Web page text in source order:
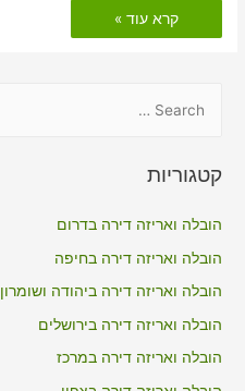
הובלות
דירה
כולל
קרא עוד »
r
o
r
:
קטגוריות
הובלה ואריזה דירה בדרום
הובלה ואריזה דירה בחיפה
הובלה ואריזה דירה ביהודה ושומרון
הובלה ואריזה דירה בירושלים
הובלה ואריזה דירה במרכז